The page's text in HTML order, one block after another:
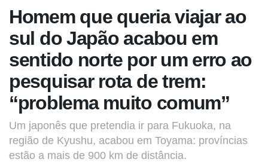
Homem que queria viajar ao
sul do Japão acabou em
sentido norte por um erro ao
pesquisar rota de trem:
“problema muito comum”
Um japonês que pretendia ir para Fukuoka, na
região de Kyushu, acabou em Toyama: províncias
estão a mais de 900 km de distância.